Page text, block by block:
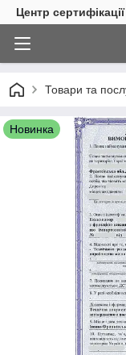
Центр
Товари та
Новинка